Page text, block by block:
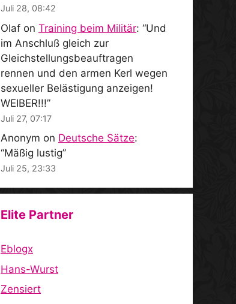
Juli 28, 08:42
Olaf on Training beim Militär: “Und
im Anschluß gleich zur
Gleichstellungsbeauftragen
rennen und den armen Kerl wegen
sexueller Belästigung anzeigen!
WEIBER!!!”
Juli 27, 07:17
Anonym on Deutsche Sätze:
“Mäßig lustig”
Juli 25, 23:33
Elite Partner
Eblogx
Hans-Wurst
Zensiert